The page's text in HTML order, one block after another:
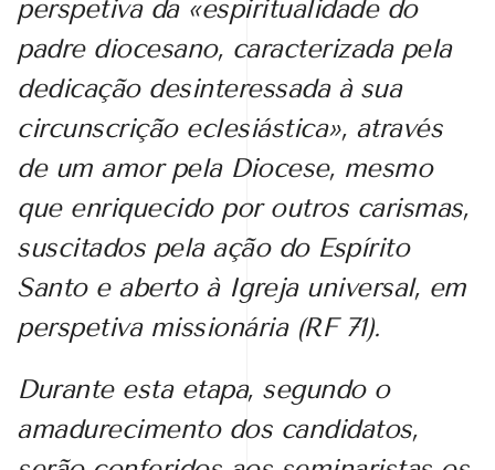
perspetiva da «espiritualidade do
padre diocesano, caracterizada pela
dedicação desinteressada à sua
circunscrição eclesiástica», através
de um amor pela Diocese, mesmo
que enriquecido por outros carismas,
suscitados pela ação do Espírito
Santo e aberto à Igreja universal, em
perspetiva missionária (RF 71).
Durante esta etapa, segundo o
amadurecimento dos candidatos,